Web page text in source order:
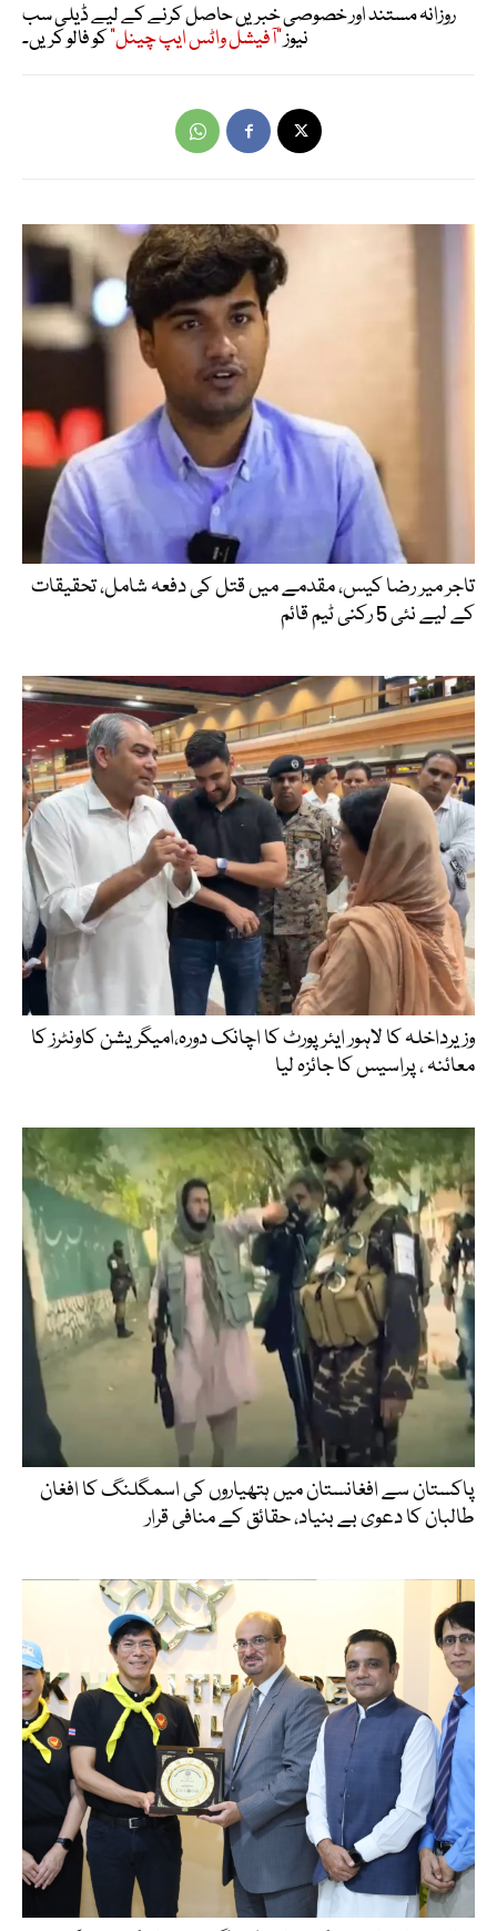
روزانہ مستند اور خصوصی خبریں حاصل کرنے کے لیے ڈیلی سب
نیوز"آفیشل واٹس ایپ چینل"کو فالو کریں۔
تاجر میر رضا کیس، مقدمے میں قتل کی دفعہ شامل، تحقیقات
کے لیے نئی 5 رکنی ٹیم قائم
وزیرداخلہ کا لاہور ایئرپورٹ کا اچانک دورہ،امیگریشن کاونٹرز کا
معائنہ ، پراسیس کا جائزہ لیا
پاکستان سے افغانستان میں ہتھیاروں کی اسمگلنگ کا افغان
طالبان کا دعوی بے بنیاد، حقائق کے منافی قرار